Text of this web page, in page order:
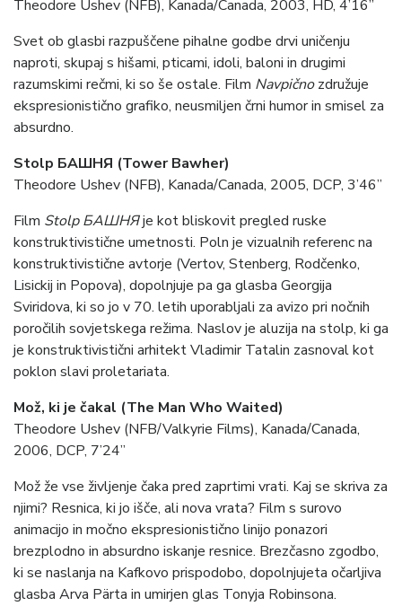
Theodore Ushev (NFB), Kanada/Canada, 2003, HD, 4’16”
Svet ob glasbi razpuščene pihalne godbe drvi uničenju
naproti, skupaj s hišami, pticami, idoli, baloni in drugimi
razumskimi rečmi, ki so še ostale. Film Navpičnozdružuje
ekspresionistično grafiko, neusmiljen črni humor in smisel za
absurdno.
Stolp БАШНЯ (Tower Bawher)
Theodore Ushev (NFB), Kanada/Canada, 2005, DCP, 3’46”
Film Stolp БАШНЯje kot bliskovit pregled ruske
konstruktivistične umetnosti. Poln je vizualnih referenc na
konstruktivistične avtorje (Vertov, Stenberg, Rodčenko,
Lisickij in Popova), dopolnjuje pa ga glasba Georgija
Sviridova, ki so jo v 70. letih uporabljali za avizo pri nočnih
poročilih sovjetskega režima. Naslov je aluzija na stolp, ki ga
je konstruktivistični arhitekt Vladimir Tatalin zasnoval kot
poklon slavi proletariata.
Mož, ki je čakal (The Man Who Waited)
Theodore Ushev (NFB/Valkyrie Films), Kanada/Canada,
2006, DCP, 7’24”
Mož že vse življenje čaka pred zaprtimi vrati. Kaj se skriva za
njimi? Resnica, ki jo išče, ali nova vrata? Film s surovo
animacijo in močno ekspresionistično linijo ponazori
brezplodno in absurdno iskanje resnice. Brezčasno zgodbo,
ki se naslanja na Kafkovo prispodobo, dopolnjujeta očarljiva
glasba Arva Pärta in umirjen glas Tonyja Robinsona.